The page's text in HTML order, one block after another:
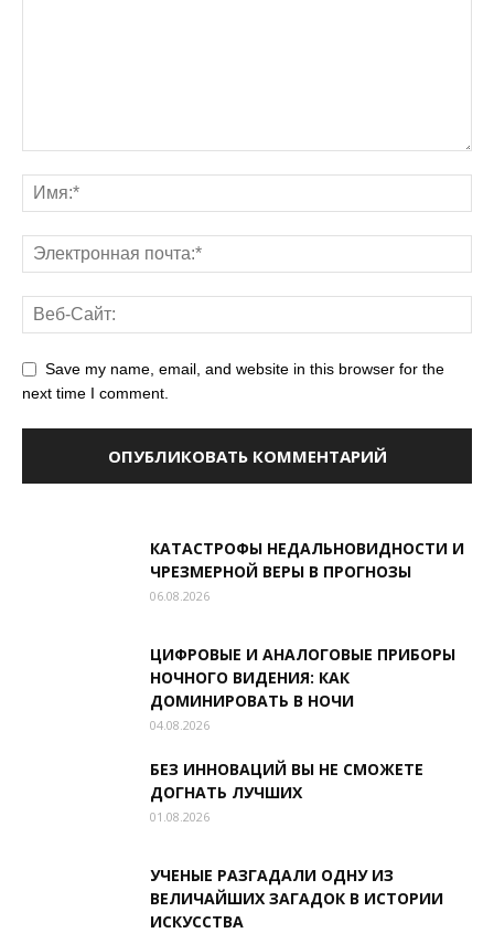
Save my name, email, and website in this browser for the
next time I comment.
КАТАСТРОФЫ НЕДАЛЬНОВИДНОСТИ И
ЧРЕЗМЕРНОЙ ВЕРЫ В ПРОГНОЗЫ
06.08.2026
ЦИФРОВЫЕ И АНАЛОГОВЫЕ ПРИБОРЫ
НОЧНОГО ВИДЕНИЯ: КАК
ДОМИНИРОВАТЬ В НОЧИ
04.08.2026
БЕЗ ИННОВАЦИЙ ВЫ НЕ СМОЖЕТЕ
ДОГНАТЬ ЛУЧШИХ
01.08.2026
УЧЕНЫЕ РАЗГАДАЛИ ОДНУ ИЗ
ВЕЛИЧАЙШИХ ЗАГАДОК В ИСТОРИИ
ИСКУССТВА